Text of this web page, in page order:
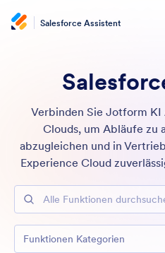
Salesforce Assistent
Verbinden Sie Jotform
Clouds, um Abläufe zu
abzugleichen und in
Experience Cloud
Alle Funktionen
Funktionen Kategorien